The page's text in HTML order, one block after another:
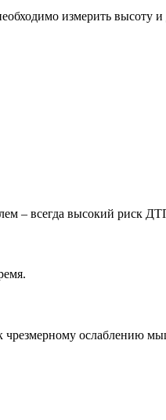
измерить высоту
– всегда высокий риск
чрезмерному ослаблению